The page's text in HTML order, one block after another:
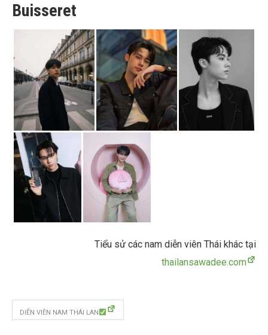
Buisseret
Tiểu sử các nam diễn viên Thái khác tại
thailansawadee.com
DIỄN VIÊN NAM THÁI LAN